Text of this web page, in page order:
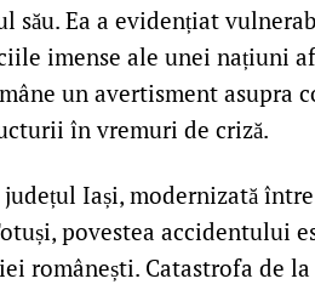
său. Ea a evidențiat
imense ale unei națiuni
un avertisment asupra
în vremuri de criză.
Iași, modernizată
povestea accidentului
românești. Catastrofa de